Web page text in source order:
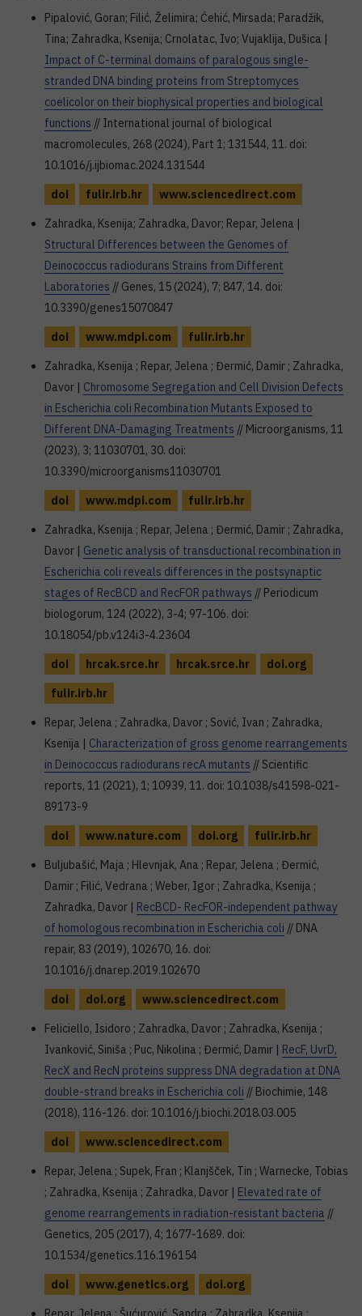
Pipalović, Goran; Filić, Želimira; Ćehić, Mirsada; Paradžik,
Tina; Zahradka, Ksenija; Crnolatac, Ivo; Vujaklija, Dušica |
Impact of C-terminal domains of paralogous single-
stranded DNA binding proteins from Streptomyces
coelicolor on their biophysical properties and biological
functions // International journal of biological
macromolecules, 268 (2024), Part 1; 131544, 11. doi:
10.1016/j.ijbiomac.2024.131544
doi
fulir.irb.hr
www.sciencedirect.com
Zahradka, Ksenija; Zahradka, Davor; Repar, Jelena |
Structural Differences between the Genomes of
Deinococcus radiodurans Strains from Different
Laboratories // Genes, 15 (2024), 7; 847, 14. doi:
10.3390/genes15070847
doi
www.mdpi.com
fulir.irb.hr
Zahradka, Ksenija ; Repar, Jelena ; Đermić, Damir ; Zahradka,
Davor | Chromosome Segregation and Cell Division Defects
in Escherichia coli Recombination Mutants Exposed to
Different DNA-Damaging Treatments // Microorganisms, 11
(2023), 3; 11030701, 30. doi:
10.3390/microorganisms11030701
doi
www.mdpi.com
fulir.irb.hr
Zahradka, Ksenija ; Repar, Jelena ; Đermić, Damir ; Zahradka,
Davor | Genetic analysis of transductional recombination in
Escherichia coli reveals differences in the postsynaptic
stages of RecBCD and RecFOR pathways // Periodicum
biologorum, 124 (2022), 3-4; 97-106. doi:
10.18054/pb.v124i3-4.23604
doi
hrcak.srce.hr hrcak.srce.hr
doi.org
fulir.irb.hr
Repar, Jelena ; Zahradka, Davor ; Sović, Ivan ; Zahradka,
Ksenija | Characterization of gross genome rearrangements
in Deinococcus radiodurans recA mutants // Scientific
reports, 11 (2021), 1; 10939, 11. doi: 10.1038/s41598-021-
89173-9
doi
www.nature.com doi.org
fulir.irb.hr
Buljubašić, Maja ; Hlevnjak, Ana ; Repar, Jelena ; Đermić,
Damir ; Filić, Vedrana ; Weber, Igor ; Zahradka, Ksenija ;
Zahradka, Davor | RecBCD- RecFOR-independent pathway
of homologous recombination in Escherichia coli // DNA
repair, 83 (2019), 102670, 16. doi:
10.1016/j.dnarep.2019.102670
doi
doi.org
www.sciencedirect.com
Feliciello, Isidoro ; Zahradka, Davor ; Zahradka, Ksenija ;
Ivanković, Siniša ; Puc, Nikolina ; Đermić, Damir | RecF, UvrD,
RecX and RecN proteins suppress DNA degradation at DNA
double-strand breaks in Escherichia coli // Biochimie, 148
(2018), 116-126. doi: 10.1016/j.biochi.2018.03.005
doi
www.sciencedirect.com
Repar, Jelena ; Supek, Fran ; Klanjšček, Tin ; Warnecke, Tobias
; Zahradka, Ksenija ; Zahradka, Davor | Elevated rate of
genome rearrangements in radiation-resistant bacteria //
Genetics, 205 (2017), 4; 1677-1689. doi:
10.1534/genetics.116.196154
doi
www.genetics.org
doi.org